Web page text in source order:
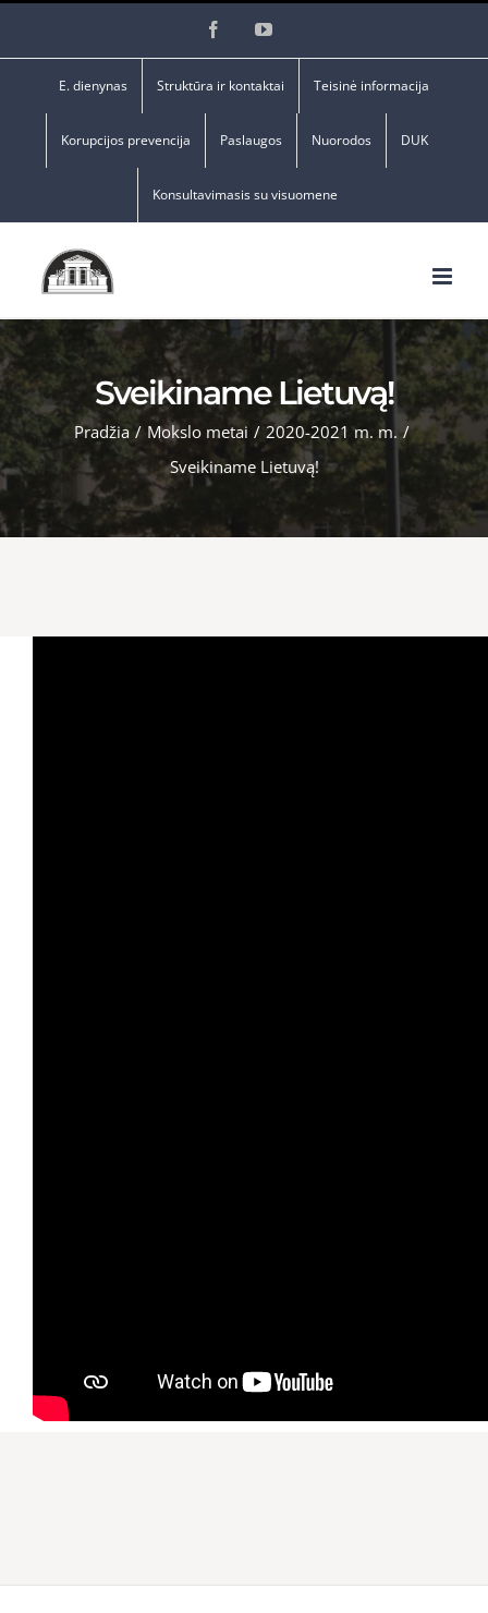
FacebookYouTube
E. dienynas Struktūra ir kontaktai Teisinė informacija
Korupcijos prevencija Paslaugos Nuorodos DUK
Konsultavimasis su visuomene
Sveikiname Lietuvą!
Pradžia / Mokslo metai / 2020-2021 m. m. /
Sveikiname Lietuvą!